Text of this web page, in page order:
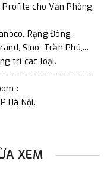
cho Văn Phòng,
Rạng Đông,
Sino, Trần Phú,...
trí các loại.
:
Hà Nội.
XEM